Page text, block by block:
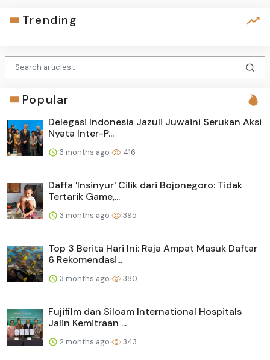
Trending
Popular
Delegasi Indonesia Jazuli Juwaini Serukan Aksi
Nyata Inter-P...
3 months ago 416
Daffa 'Insinyur' Cilik dari Bojonegoro: Tidak
Tertarik Game,...
3 months ago 395
Top 3 Berita Hari Ini: Raja Ampat Masuk Daftar
6 Rekomendasi...
3 months ago 380
Fujifilm dan Siloam International Hospitals
Jalin Kemitraan ...
2 months ago 343